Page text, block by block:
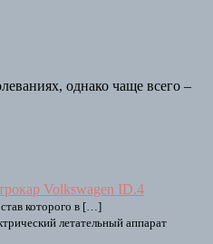
однако чаще всего –
Volkswagen ID.4
которого в […]
летательный аппарат